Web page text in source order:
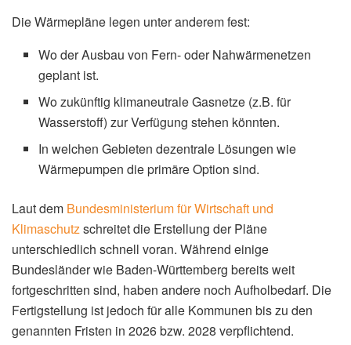
Die Wärmepläne legen unter anderem fest:
Wo der Ausbau von Fern- oder Nahwärmenetzen
geplant ist.
Wo zukünftig klimaneutrale Gasnetze (z.B. für
Wasserstoff) zur Verfügung stehen könnten.
In welchen Gebieten dezentrale Lösungen wie
Wärmepumpen die primäre Option sind.
Laut dem Bundesministerium für Wirtschaft und
Klimaschutzschreitet die Erstellung der Pläne
unterschiedlich schnell voran. Während einige
Bundesländer wie Baden-Württemberg bereits weit
fortgeschritten sind, haben andere noch Aufholbedarf. Die
Fertigstellung ist jedoch für alle Kommunen bis zu den
genannten Fristen in 2026 bzw. 2028 verpflichtend.